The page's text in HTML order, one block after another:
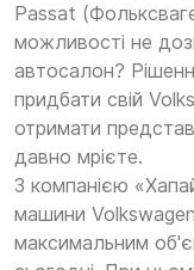
Passat
можливості не
автосалон?
придбати свій
отримати
давно мрієте.
З компанією
машини
максимальним